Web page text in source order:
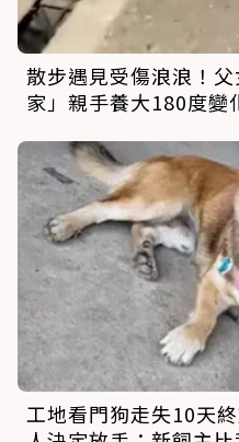
散步遇見受傷浪浪！
家」親手養大180度變
工地看門狗走失10天